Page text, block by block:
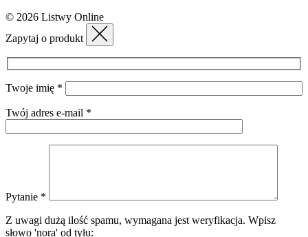
© 2026 Listwy Online
Zapytaj o produkt
Twoje imię *
Twój adres e-mail *
Pytanie *
Z uwagi dużą ilość spamu, wymagana jest weryfikacja. Wpisz
słowo 'nora' od tyłu: